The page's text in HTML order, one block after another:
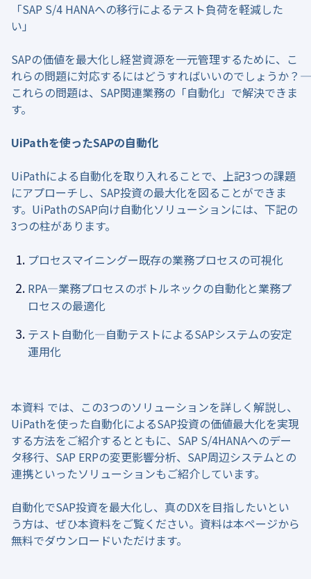
「SAP S/4 HANAへの移行によるテスト負荷を軽減した
い」
SAPの価値を最大化し経営資源を一元管理するために、こ
れらの問題に対応するにはどうすればいいのでしょうか？――
これらの問題は、SAP関連業務の「自動化」で解決できま
す。
UiPathを使ったSAPの自動化
UiPathによる自動化を取り入れることで、上記3つの課題
にアプローチし、SAP投資の最大化を図ることができま
す。UiPathのSAP向け自動化ソリューションには、下記の
3つの柱があります。
プロセスマイニングー既存の業務プロセスの可視化
RPA―業務プロセスのボトルネックの自動化と業務プ
ロセスの最適化
テスト自動化―自動テストによるSAPシステムの安定
運用化
本資料 では、この3つのソリューションを詳しく解説し、
UiPathを使った自動化によるSAP投資の価値最大化を実現
する方法をご紹介するとともに、SAP S/4HANAへのデー
タ移行、SAP ERPの変更影響分析、SAP周辺システムとの
連携といったソリューションもご紹介しています。
自動化でSAP投資を最大化し、真のDXを目指したいとい
う方は、ぜひ本資料をご覧ください。資料は本ページから
無料でダウンロードいただけます。